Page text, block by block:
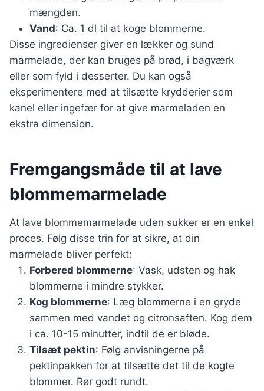
mængden.
Vand: Ca. 1 dl til at koge blommerne.
Disse ingredienser giver en lækker og sund
marmelade, der kan bruges på brød, i bagværk
eller som fyld i desserter. Du kan også
eksperimentere med at tilsætte krydderier som
kanel eller ingefær for at give marmeladen en
ekstra dimension.
Fremgangsmåde til at lave
blommemarmelade
At lave blommemarmelade uden sukker er en enkel
proces. Følg disse trin for at sikre, at din
marmelade bliver perfekt:
Forbered blommerne: Vask, udsten og hak
blommerne i mindre stykker.
Kog blommerne: Læg blommerne i en gryde
sammen med vandet og citronsaften. Kog dem
i ca. 10-15 minutter, indtil de er bløde.
Tilsæt pektin: Følg anvisningerne på
pektinpakken for at tilsætte det til de kogte
blommer. Rør godt rundt.